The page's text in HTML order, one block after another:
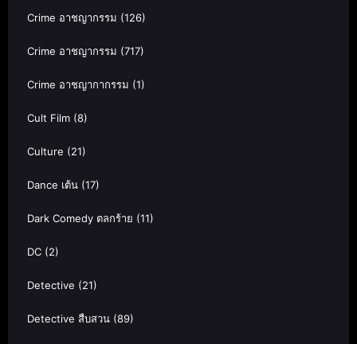
Crime อาชญากรรม (126)
Crime อาชญากรรม (717)
Crime อาชญากากรรม (1)
Cult Film (8)
Culture (21)
Dance เต้น (17)
Dark Comedy ตลกร้าย (11)
DC (2)
Detective (21)
Detective สืบสวน (89)